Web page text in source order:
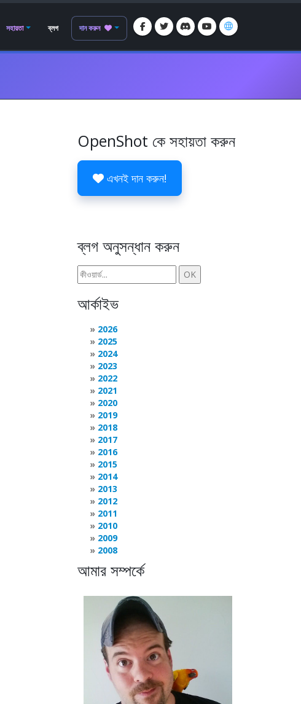
সহায়তা ব্লগ দান করুন
OpenShot কে সহায়তা করুন
এখনই দান করুন!
ব্লগ অনুসন্ধান করুন
আর্কাইভ
2026
2025
2024
2023
2022
2021
2020
2019
2018
2017
2016
2015
2014
2013
2012
2011
2010
2009
2008
আমার সম্পর্কে